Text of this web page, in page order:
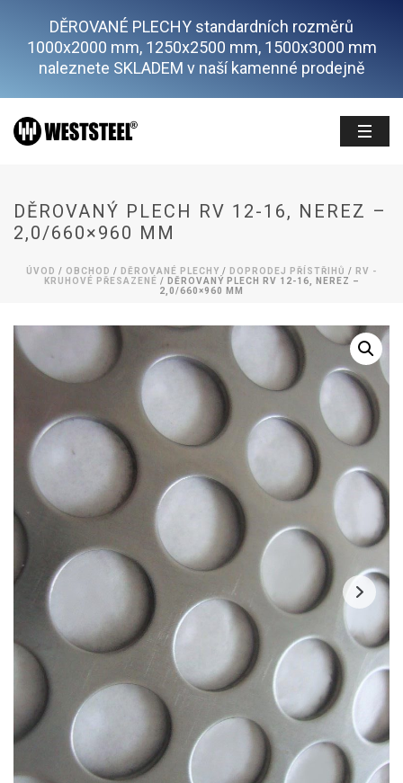
DĚROVANÉ PLECHY standardních rozměrů
1000x2000 mm, 1250x2500 mm, 1500x3000 mm
naleznete SKLADEM v naší kamenné prodejně
DĚROVANÝ PLECH RV 12-16, NEREZ –
2,0/660×960 MM
ÚVOD / OBCHOD / DĚROVANÉ PLECHY / DOPRODEJ PŘÍSTŘIHŮ / RV -
KRUHOVÉ PŘESAZENÉ / DĚROVANÝ PLECH RV 12-16, NEREZ –
2,0/660×960 MM